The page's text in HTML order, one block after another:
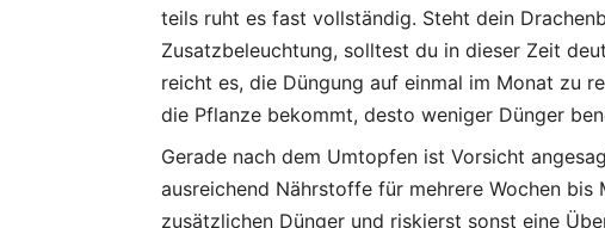
teils ruht es fast vollständig. Steht dein
Zusatzbeleuchtung, solltest du in dieser Zeit
reicht es, die Düngung auf einmal im Monat zu
die Pflanze bekommt, desto weniger Dünger
Gerade nach dem Umtopfen ist Vorsicht
ausreichend Nährstoffe für mehrere Wochen
zusätzlichen Dünger und riskierst sonst eine